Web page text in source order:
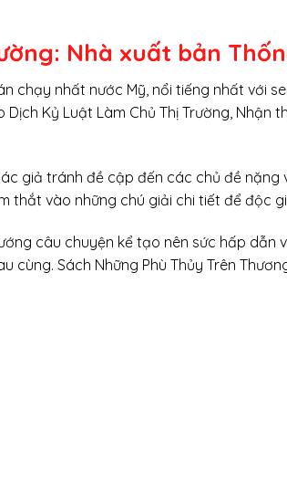
Nhà xuất bản
nhất nước Mỹ, nổi tiếng nhất với
Kỷ Luật Làm Chủ Thị Trường,
giả tránh đề cập đến các chủ đề
vào những chú giải chi tiết để độc
câu chuyện kể tạo nên sức hấp dẫn
Sách Những Phù Thủy Trên